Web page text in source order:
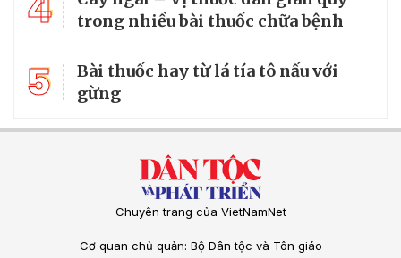
4
trong nhiều bài thuốc chữa bệnh
5
Bài thuốc hay từ lá tía tô nấu với
gừng
Chuyên trang của VietNamNet
Cơ quan chủ quản: Bộ Dân tộc và Tôn giáo